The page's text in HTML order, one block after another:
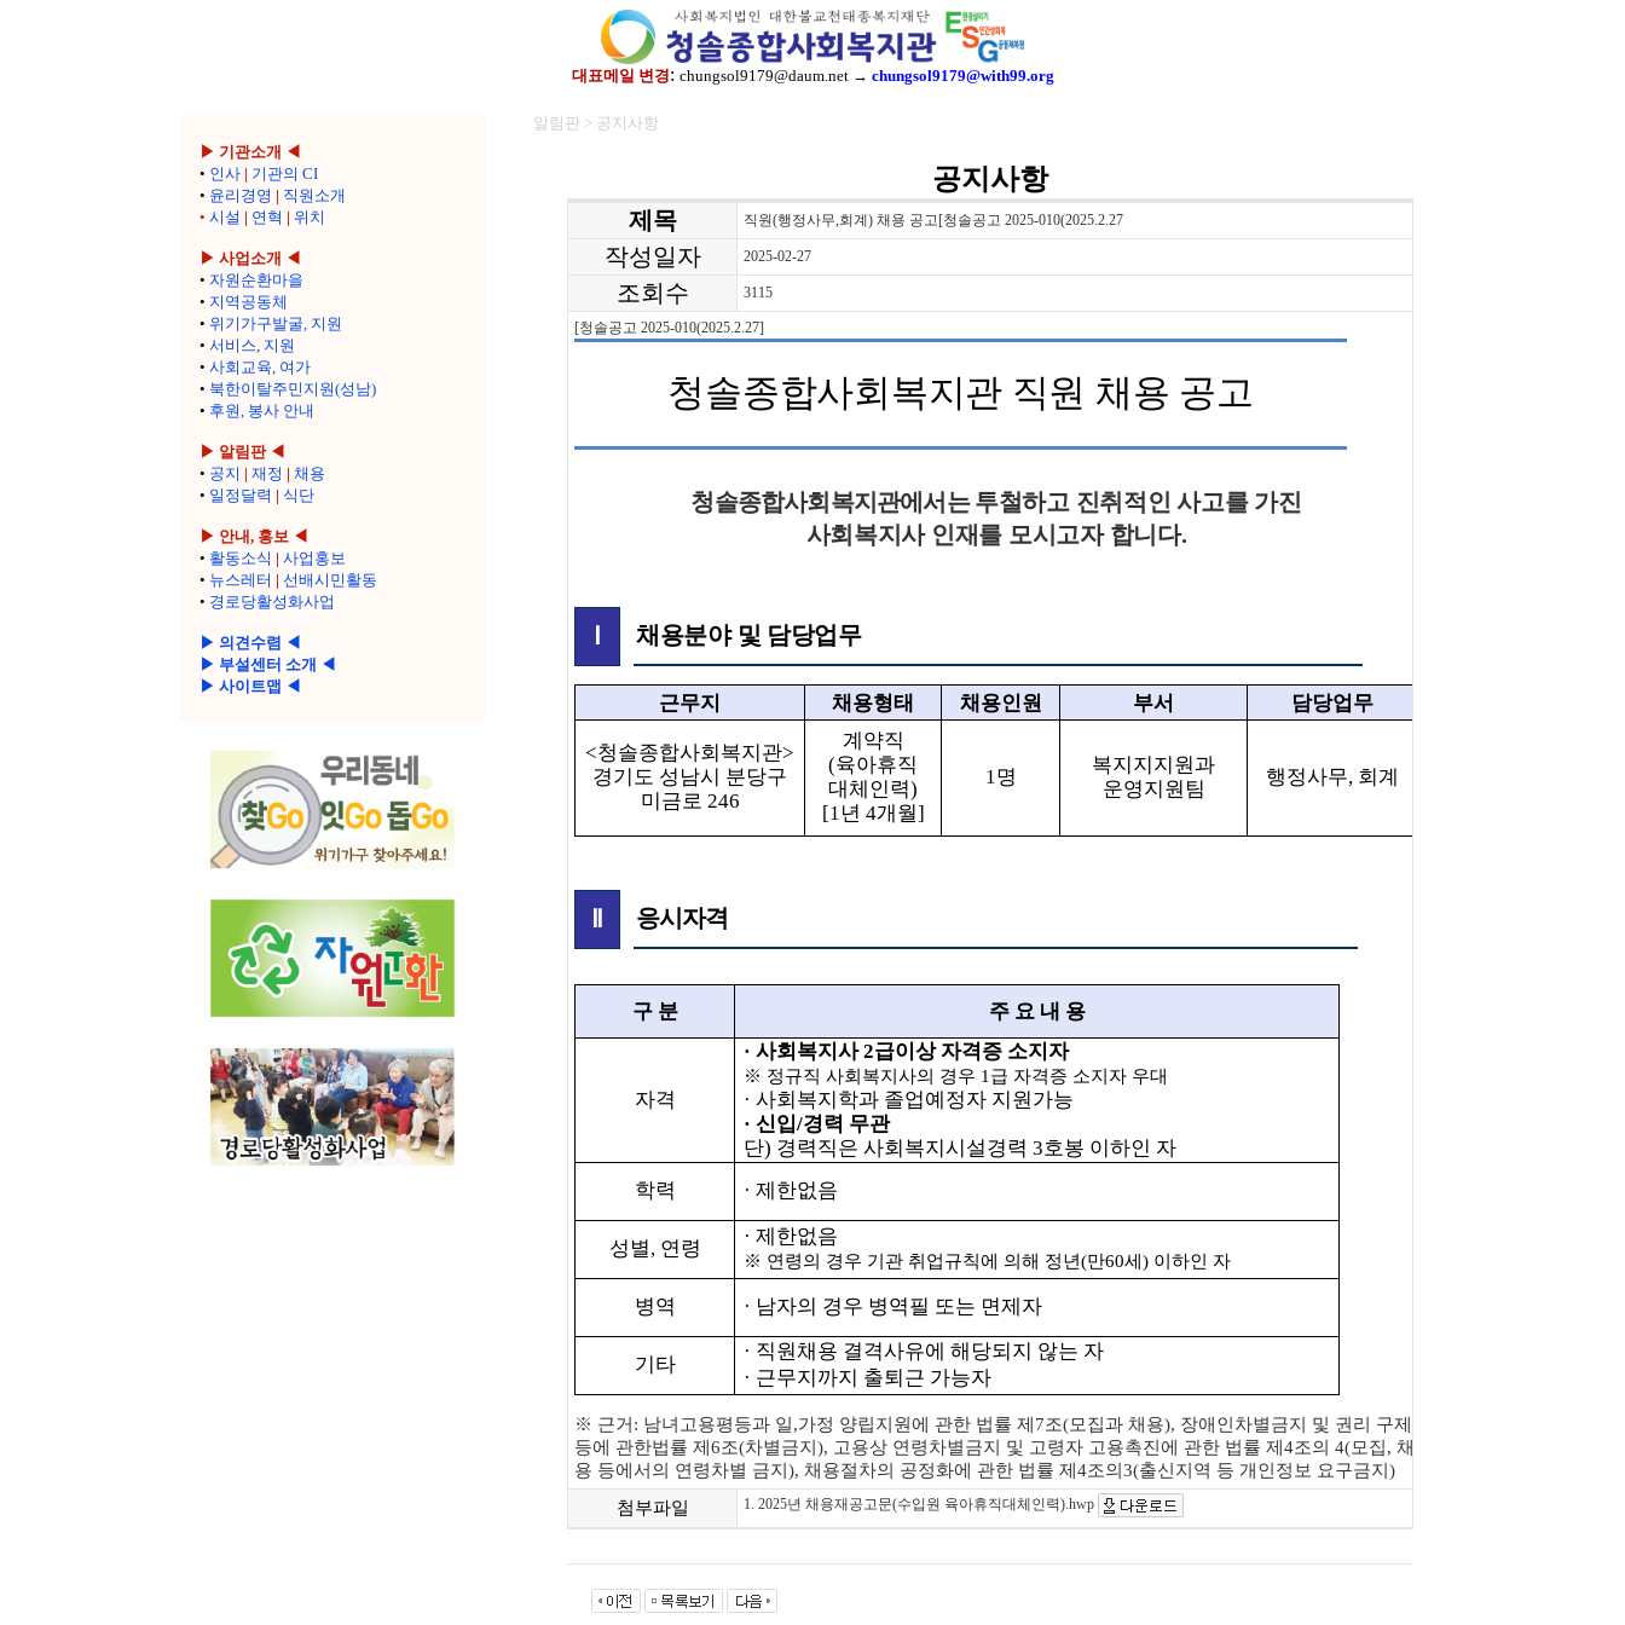
대표메일 변경: chungsol9179@daum.net → chungsol9179@with99.org
▶ 기관소개 ◀
• 인사 | 기관의 CI
• 윤리경영 | 직원소개
• 시설 | 연혁 | 위치
▶ 사업소개 ◀
• 자원순환마을
• 지역공동체
• 위기가구발굴, 지원
• 서비스, 지원
• 사회교육, 여가
• 북한이탈주민지원(성남)
• 후원, 봉사 안내
▶ 알림판 ◀
• 공지 | 재정 | 채용
• 일정달력 | 식단
▶ 안내, 홍보 ◀
• 활동소식 | 사업홍보
• 뉴스레터 | 선배시민활동
• 경로당활성화사업
▶ 의견수렴 ◀
▶ 부설센터 소개 ◀
▶ 사이트맵 ◀
알림판 > 공지사항
공지사항
제목 직원(행정사무,회계) 채용 공고[청솔공고 2025-010(2025.2.27
작성일자 2025-02-27
조회수 3115
[청솔공고 2025-010(2025.2.27]
청솔종합사회복지관 직원 채용 공고
청솔종합사회복지관에서는투철하고 진취적인 사고를 가진
사회복지사 인재를 모시고자 합니다.
채용분야 및 담당업무
근무지 채용형태 채용인원 부서 담당업무
<청솔종합사회복지관>
경기도 성남시 분당구
미금로 246
계약직
(육아휴직
대체인력)
[1 년 4개월]
1 명
복지지지원과
운영지원팀
행정사무, 회계
응시자격
구 분 주 요 내 용
자격
· 사회복지사2급이상 자격증 소지자
※ 정규직 사회복지사의 경우 1 급 자격증 소지자 우대
· 사회복지학과 졸업예정자 지원가능
· 신입/경력 무관
단) 경력직은 사회복지시설경력 3호봉 이하인 자
학력
· 제한없음
성별, 연령
· 제한없음
※ 연령의 경우 기관 취업규칙에 의해 정년(만60세 ) 이하인 자
병역 · 남자의 경우 병역필 또는 면제자
기타
· 직원채용 결격사유에 해당되지 않는 자
· 근무지까지 출퇴근 가능자
※ 근거 : 남녀고용평등과 일,가정 양립지원에 관한 법률 제 7조(모집과 채용), 장애인차별금지 및 권리 구제
등에 관한법률 제 6조(차별금지 ), 고용상 연령차별금지 및 고령자 고용촉진에 관한 법률 제 4조의 4(모집, 채
용 등에서의 연령차별 금지 ), 채용절차의 공정화에 관한 법률 제 4조의 3(출신지역 등 개인정보 요구금지 )
첨부파일
1. 2025년 채용재공고문(수입원 육아휴직대체인력).hwp